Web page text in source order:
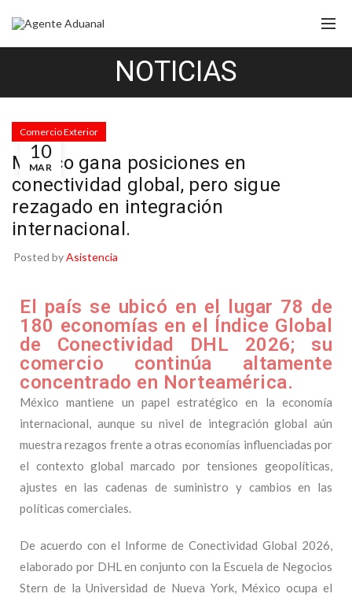
NOTICIAS
10
MAR
Comercio Exterior
México gana posiciones en
conectividad global, pero sigue
rezagado en integración
internacional.
Posted byAsistencia
El país se ubicó en el lugar 78 de
180 economías en el Índice Global
de Conectividad DHL 2026; su
comercio continúa altamente
concentrado en Norteamérica.
México mantiene un papel estratégico en la economía
internacional, aunque su nivel de integración global aún
muestra rezagos frente a otras economías influenciadas por
el contexto global marcado por tensiones geopolíticas,
ajustes en las cadenas de suministro y cambios en las
políticas comerciales.
De acuerdo con el Informe de Conectividad Global 2026,
elaborado por DHL en conjunto con la Escuela de Negocios
Stern de la Universidad de Nueva York, México ocupa el